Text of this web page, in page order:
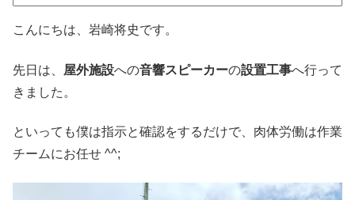
こんにちは、岩崎将史です。
先日は、 屋外施設への音響スピーカーの設置工事へ行って
きました。
といっても僕は指示と確認をするだけで、肉体労働は作業
チームにお任せ ^^;